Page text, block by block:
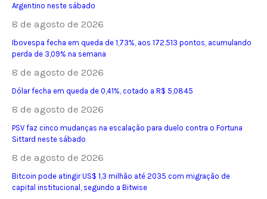
Argentino neste sábado
8 de agosto de 2026
Ibovespa fecha em queda de 1,73%, aos 172.513 pontos, acumulando
perda de 3,09% na semana
8 de agosto de 2026
Dólar fecha em queda de 0,41%, cotado a R$ 5,0845
8 de agosto de 2026
PSV faz cinco mudanças na escalação para duelo contra o Fortuna
Sittard neste sábado
8 de agosto de 2026
Bitcoin pode atingir US$ 1,3 milhão até 2035 com migração de
capital institucional, segundo a Bitwise